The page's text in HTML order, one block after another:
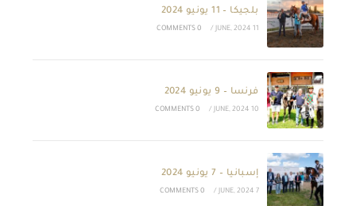
بلجيكا – 11 يونيو 2024
11 JUNE, 2024
/
0 COMMENTS
فرنسا – 9 يونيو 2024
10 JUNE, 2024
/
0 COMMENTS
إسبانيا – 7 يونيو 2024
7 JUNE, 2024
/
0 COMMENTS